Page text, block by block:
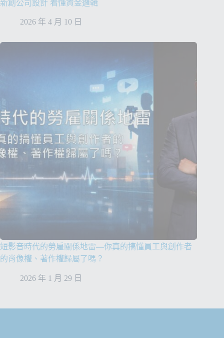
新創公司設計 看懂資金邏輯
2026 年 4 月 10 日
短影音時代的勞雇關係地雷—你真的搞懂員工與創作者
的肖像權、著作權歸屬了嗎？
2026 年 1 月 29 日